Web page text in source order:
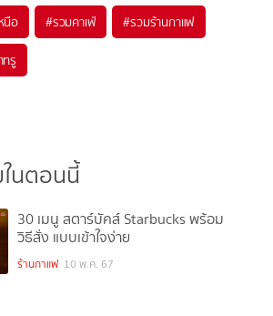
นือ #รวมคาเฟ่ #รวมร้านกาแฟ
รู
นตอนนี้
30 เมนู สตาร์บัคส์ Starbucks พร้อม
วิธีสั่ง แบบเข้าใจง่าย
ร้านกาแฟ 10 พ.ค. 67